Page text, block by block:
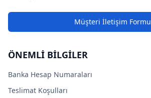
Müşteri İletişim Formu
ÖNEMLİ BİLGİLER
Banka Hesap Numaraları
Teslimat Koşulları